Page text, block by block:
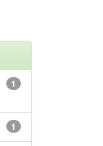
1
1